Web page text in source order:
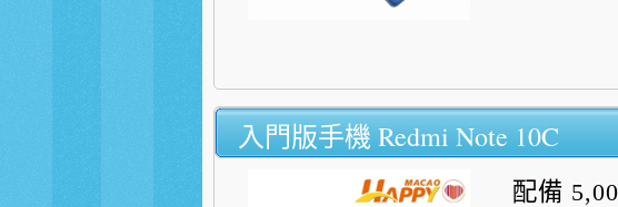
入門版手機 Redmi Note 10C
配備